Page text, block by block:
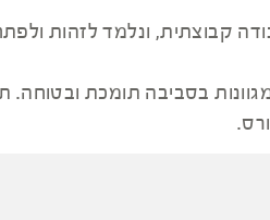
קבוצתית, ונלמד לזהות
בסביבה תומכת